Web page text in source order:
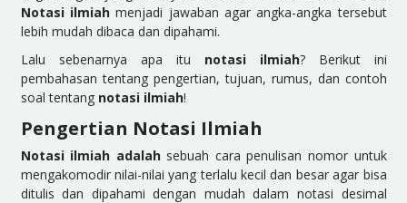
Notasi ilmiahmenjadi jawaban agar angka-angka tersebut
lebih mudah dibaca dan dipahami.
Lalu sebenarnya apa itu notasi ilmiah? Berikut ini
pembahasan tentang pengertian, tujuan, rumus, dan contoh
soal tentang notasi ilmiah!
Pengertian Notasi Ilmiah
Notasi ilmiah adalahsebuah cara penulisan nomor untuk
mengakomodir nilai-nilai yang terlalu kecil dan besar agar bisa
ditulis dan dipahami dengan mudah dalam notasi desimal